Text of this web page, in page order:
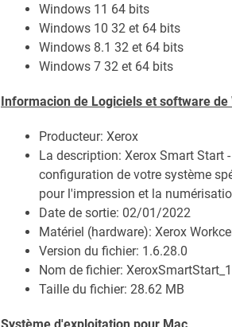
Windows 11 64 bits
Windows 10 32 et 64 bits
Windows 8.1 32 et 64 bits
Windows 7 32 et 64 bits
Informacion de Logiciels et software de
Producteur: Xerox
La description: Xerox Smart Start
configuration de votre système
pour l'impression et la
Date de sortie: 02/01/2022
Matériel (hardware): Xerox
Version du fichier: 1.6.28.0
Nom de fichier:
Taille du fichier: 28.62 MB